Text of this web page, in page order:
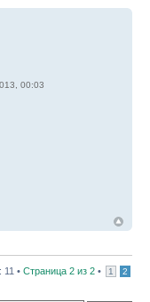
00:03
• Страница 2 из 2 • 1 2